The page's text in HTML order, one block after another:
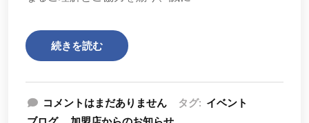
続きを読む
コメントはまだありません タグ: イベント